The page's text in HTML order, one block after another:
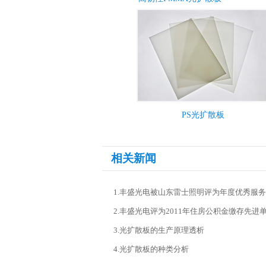
PS光扩散板
相关新闻
1.丰盛光电被山东雷士照明评为年度优秀服
2.丰盛光电评为2011年住房公积金缴存先进
3.光扩散板的生产原理透析
4.光扩散板的种类分析